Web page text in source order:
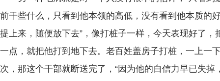
前干些什么，只看到他本领的高低，没有看到他本质的
提上来，随便放下去”，像打桩子一样，今天表现好了
一点，就把他打到地下去。老百姓盖房子打桩，一上一
次，那这个干部就断送完了，“因为他的自信力早已失掉